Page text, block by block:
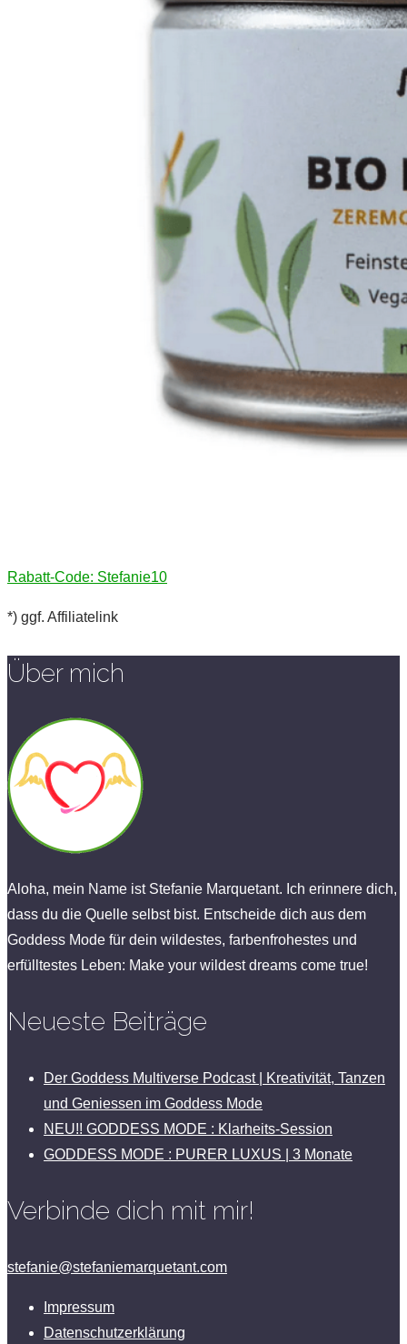
Rabatt-Code: Stefanie10
*) ggf. Affiliatelink
Über mich
Aloha, mein Name ist Stefanie Marquetant. Ich erinnere dich,
dass du die Quelle selbst bist. Entscheide dich aus dem
Goddess Mode für dein wildestes, farbenfrohestes und
erfülltestes Leben: Make your wildest dreams come true!
Neueste Beiträge
Der Goddess Multiverse Podcast | Kreativität, Tanzen
und Geniessen im Goddess Mode
NEU!! GODDESS MODE : Klarheits-Session
GODDESS MODE : PURER LUXUS | 3 Monate
Verbinde dich mit mir!
stefanie@stefaniemarquetant.com
Impressum
Datenschutzerklärung